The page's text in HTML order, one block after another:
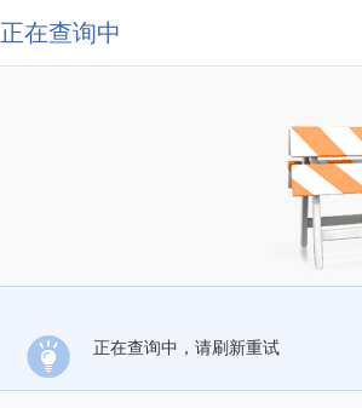
正在查询中
正在查询中，请刷新重试